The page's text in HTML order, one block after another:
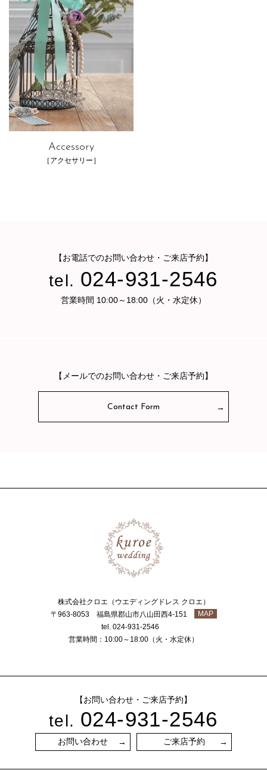
Accessory
［アクセサリー］
【お電話でのお問い合わせ・ご来店予約】
tel. 024-931-2546
営業時間 10:00～18:00（火・水定休）
【メールでのお問い合わせ・ご来店予約】
Contact Form
株式会社クロエ（ウエディングドレス クロエ）
〒963-8053 福島県郡山市八山田西4-151
MAP
tel. 024-931-2546
営業時間：10:00～18:00（火・水定休）
【お問い合わせ・ご来店予約】
tel. 024-931-2546
お問い合わせ ご来店予約